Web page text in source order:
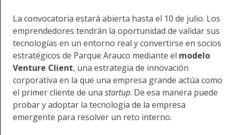
La convocatoria estará abierta hasta el 10 de julio. Los
emprendedores tendrán la oportunidad de validar sus
tecnologías en un entorno real y convertirse en socios
estratégicos de Parque Arauco mediante el modelo
Venture Client, una estrategia de innovación
corporativa en la que una empresa grande actúa como
el primer cliente de una startup. De esa manera puede
probar y adoptar la tecnología de la empresa
emergente para resolver un reto interno.